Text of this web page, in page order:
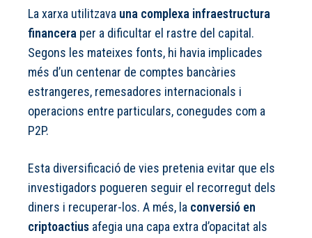
La xarxa utilitzava una complexa infraestructura
financera per a dificultar el rastre del capital.
Segons les mateixes fonts, hi havia implicades
més d’un centenar de comptes bancàries
estrangeres, remesadores internacionals i
operacions entre particulars, conegudes com a
P2P.
Esta diversificació de vies pretenia evitar que els
investigadors pogueren seguir el recorregut dels
diners i recuperar-los. A més, la conversió en
criptoactius afegia una capa extra d’opacitat als